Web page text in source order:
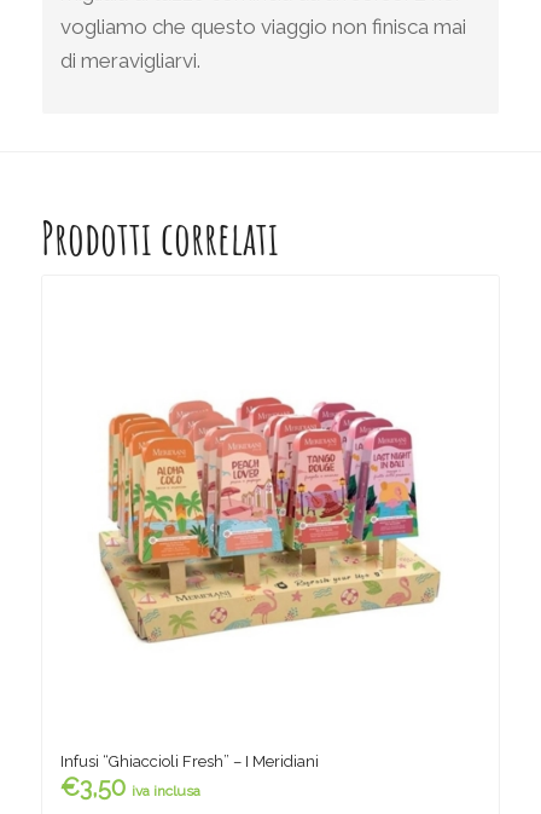
vogliamo che questo viaggio non finisca mai
di meravigliarvi.
Prodotti correlati
Infusi “Ghiaccioli Fresh” – I Meridiani
€3,50 iva inclusa